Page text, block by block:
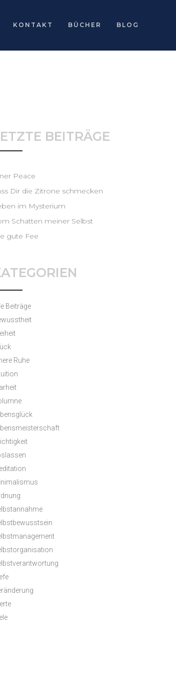
KONTAKT BÜCHER BLOG
BEITRÄGE
Peace
Dir die Zitrone schmecken
im Mysterium
Schatten meiner Selbst
gute Fee
Beiträge
Ruhe